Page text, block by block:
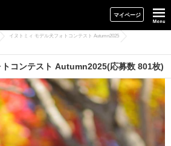
マイページ
イヌトミィ モデル犬フォトコンテスト Autumn2025
トコンテスト Autumn2025(応募数 801枚)